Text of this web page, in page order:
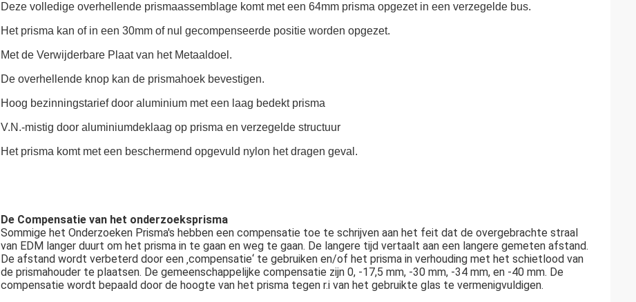
Deze volledige overhellende prismaassemblage komt met een 64mm prisma opgezet in een verzegelde bus.
Het prisma kan of in een 30mm of nul gecompenseerde positie worden opgezet.
Met de Verwijderbare Plaat van het Metaaldoel.
De overhellende knop kan de prismahoek bevestigen.
Hoog bezinningstarief door aluminium met een laag bedekt prisma
V.N.-mistig door aluminiumdeklaag op prisma en verzegelde structuur
Het prisma komt met een beschermend opgevuld nylon het dragen geval.
De Compensatie van het onderzoeksprisma
Sommige het Onderzoeken Prisma's hebben een compensatie toe te schrijven aan het feit dat de overgebrachte straal
van EDM langer duurt om het prisma in te gaan en weg te gaan. De langere tijd vertaalt aan een langere gemeten afstand.
De afstand wordt verbeterd door een ‚compensatie‘ te gebruiken en/of het prisma in verhouding met het schietlood van
de prismahouder te plaatsen. De gemeenschappelijke compensatie zijn 0, -17,5 mm, -30 mm, -34 mm, en -40 mm. De
compensatie wordt bepaald door de hoogte van het prisma tegen r.i van het gebruikte glas te vermenigvuldigen.